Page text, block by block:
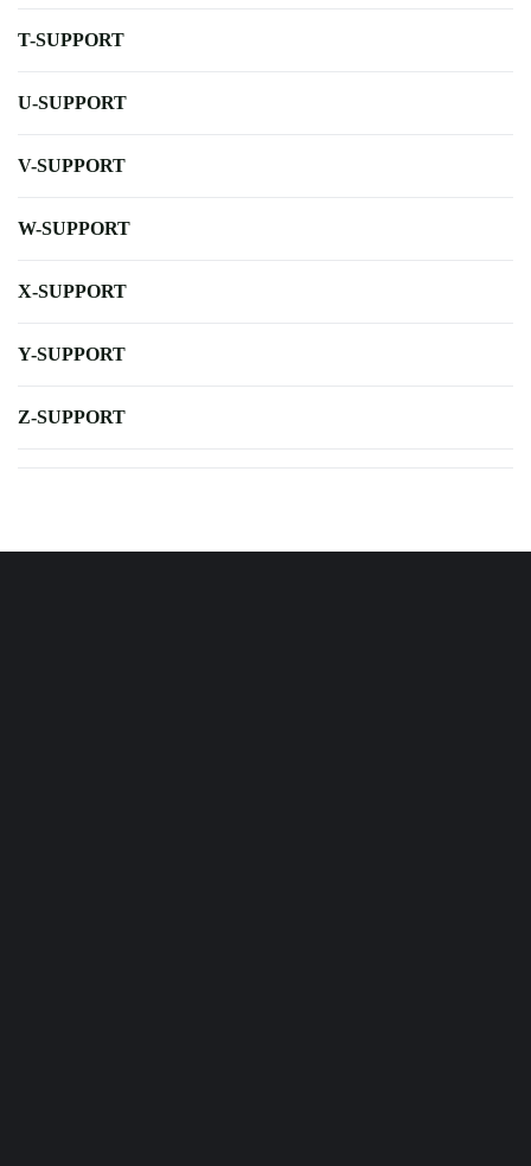
T-SUPPORT
U-SUPPORT
V-SUPPORT
W-SUPPORT
X-SUPPORT
Y-SUPPORT
Z-SUPPORT